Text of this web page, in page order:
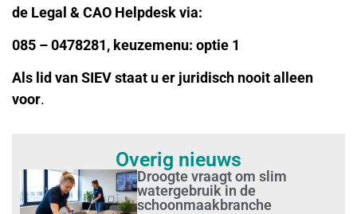
de Legal & CAO Helpdesk via:
085 – 0478281, keuzemenu: optie 1
Als lid van SIEV staat u er juridisch nooit alleen
voor.
Overig nieuws
Droogte vraagt om slim
watergebruik in de
schoonmaakbranche